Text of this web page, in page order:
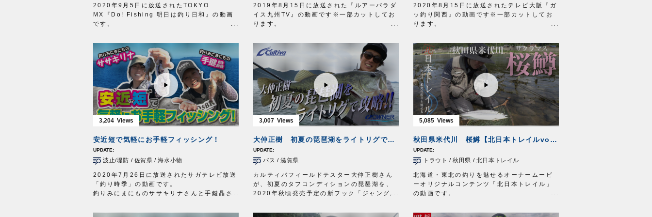
ハリ：スーパー山女魚 7号
タックル（練り船マハゼ）
竿：江戸和竿 8尺
ハゼライト 5号
タックル（ホンモロコ）
竿：ハエ用竿 5.4m
道糸：ザイト・渓流 0.4～0.6号
オモリ：ガン玉 6号×4個
ハリス：ナイロン 0.4号
へらダブルサルカンダルマ型 22号
エサ：アカムシ／ホソミミズ
ハリ：モロコ 2号／2.5号
OWNERMOVIEhttp://ownertv.jp/
オーナーばりwebsite
http://www.owner.co.jp
タックル
竿：和竿 6本継ぎ 8尺(2.4m)
道糸：ナイロン 1号
シモリ玉 2号 1個／1号 3個
ハリス：0.8号
ハリ：フナ鈎5号
放送日 2020年5月3日
OWNERMOVIEhttp://ownertv.jp/
オーナーばりwebsite
http://www.owner.co.jp
メインライン：PE 2号
リーダー：ナイロン 6号2m + フロロ 12号
80cm
OWNERMOVIE http://ownertv.jp/
オーナーばりwebsite
http://www.owner.co.jp
2020年9月5日に放送されたTOKYO
MX『Do! Fishing 明日は釣り日和』の動画
です。
のゲームフィッシングであるヘラブナ釣り
は、ビギナーからベテランまで誰もが楽しめ
る釣りとして人気。
一見、のんびりしている様に見えるヘラブナ
釣りですが、実際はとてもエキサイティン
グ。
今回はトップトーナメンターの岡田清さんが
神奈川県の厚木へら鮒センターで、管理釣り
場での楽しみ方をご紹介いたします。
■使用製品
ザイト・白の道糸
スズ バラサ
Do!Fishing 毎週土曜日 8:30～8:45放送※
第3土曜日は放送休止
https://s.mxtv.jp/variety/do_fishing/
OWNERMOVIEhttp://ownertv.jp/
2019年8月15日に放送された『ルアーパラダ
イス九州TV』の動画です※一部カットしてお
ります。
門市川尻沖のオモリグゲームでケンサキイカ
を狙います。
状況に応じてDraw4のカラーやサイズを使い
分け、ヒットを量産!
■使用アイテム
・からまんオモリグリーダーシングル/ダブル
・Draw4 2.5号/3号
ルアーパラダイス九州TV TVQ九州放送 毎
週土曜日 朝5時30分～6時放送
OWNERMOVIEhttp://ownertv.jp/
http://www.owner.co.jp
ルアーパラダイス九州オンライン
http://lurepara.tsuribito.co.jp/
2020年8月15日に放送されたテレビ大阪『ガ
ッ釣り関西』の動画です※一部カットしてお
ります。
フ大東哲也とリポーターののぞみさん、ゲス
トの中西隼人さん、石田果林さんが、ジグサ
ビキとサビキ仕掛けでアジ、サバを狙いま
す。
群れを直接狙うジグサビキはお手軽ですが、
釣果を伸ばすにはコツが必要。
大東からアドバイスを受けたのぞみさんは小
気味よい引きを楽しみました。
■使用製品
落し込みジグサビキ
投次郎20g
マスクドスピン
ぶっ飛びサビキ完全セット
■取材協力
武庫川渡船様
ガッ釣り関西 テレビ大阪 毎週土曜日 6時
3,204
安近短で気軽にお手軽フィッシング！
波止/堤防 / 佐賀県 /海水小物
2020年7月26日に放送されたサガテレビ放送
「釣り時季」の動画です。
釣りみにまにものササキリナさんと手鍵晶さ
ます。
3,007
大仲正樹 初夏の琵琶湖をライトリグで攻略！【CULTIVA BASS vol.1】
バス /滋賀県
カルティバフィールドテスター大仲正樹さん
が、初夏のタフコンディションの琵琶湖を、
2020年秋頃発売予定の新フック「ジャングル
します。
5,085
秋田県米代川 桜鱒【北日本トレイルvol.1】
トラウト /秋田県 / 北日本トレイル
北海道・東北の釣りを魅せるオーナームービ
ーオリジナルコンテンツ「北日本トレイル」
の動画です。
つカルティバフィールドテスター佐藤文紀さ